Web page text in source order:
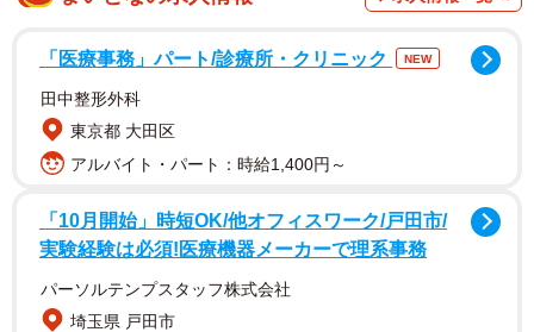
「医療事務」パート/診療所・クリニック NEW
田中整形外科
東京都 大田区
アルバイト・パート：時給1,400円～
「10月開始」時短OK/他オフィスワーク/戸田市/
実験経験は必須!医療機器メーカーで理系事務
パーソルテンプスタッフ株式会社
埼玉県 戸田市